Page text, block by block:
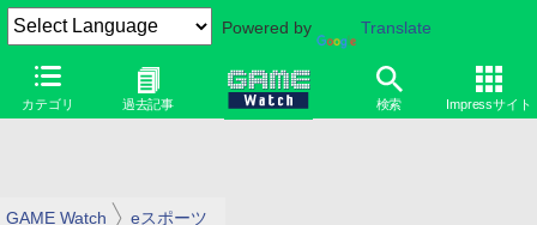
Powered by Translate
カテゴリ 過去記事 検索 Impressサイト
GAME Watch eスポーツ